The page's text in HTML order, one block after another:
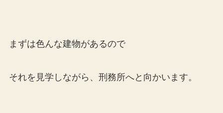
まずは色んな建物があるので
それを見学しながら、刑務所へと向かいます。